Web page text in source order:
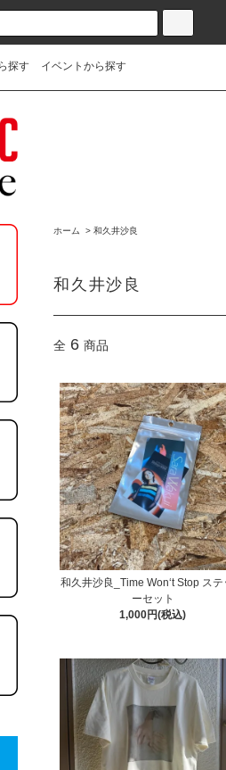
探す イベントから探す
ホーム > 和久井沙良
和久井沙良
全 6 商品
和久井沙良_Time Won‘t Stop ステ
ーセット
1,000円(税込)